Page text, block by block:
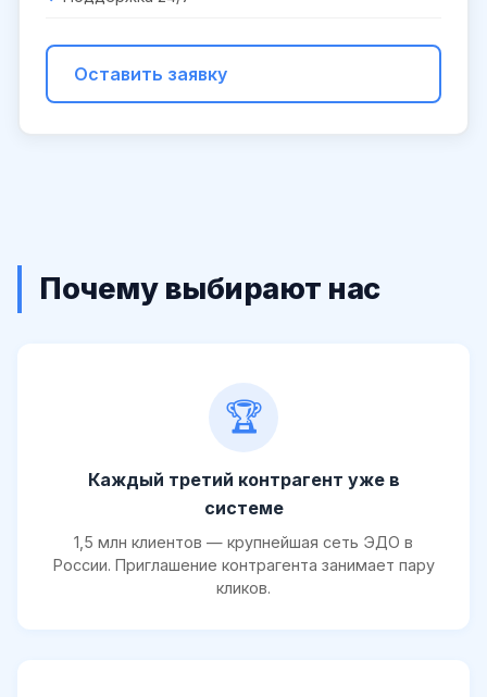
Оставить заявку
Почему выбирают нас
🏆
Каждый третий контрагент уже в
системе
1,5 млн клиентов — крупнейшая сеть ЭДО в
России. Приглашение контрагента занимает пару
кликов.